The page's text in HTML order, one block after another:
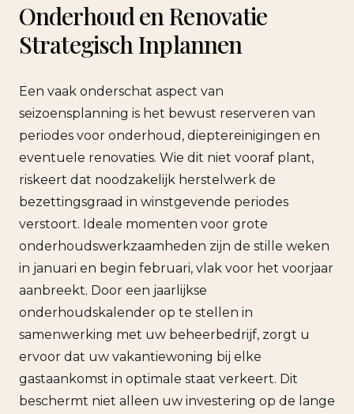
Onderhoud en Renovatie
Strategisch Inplannen
Een vaak onderschat aspect van
seizoensplanning is het bewust reserveren van
periodes voor onderhoud, dieptereinigingen en
eventuele renovaties. Wie dit niet vooraf plant,
riskeert dat noodzakelijk herstelwerk de
bezettingsgraad in winstgevende periodes
verstoort. Ideale momenten voor grote
onderhoudswerkzaamheden zijn de stille weken
in januari en begin februari, vlak voor het voorjaar
aanbreekt. Door een jaarlijkse
onderhoudskalender op te stellen in
samenwerking met uw beheerbedrijf, zorgt u
ervoor dat uw vakantiewoning bij elke
gastaankomst in optimale staat verkeert. Dit
beschermt niet alleen uw investering op de lange